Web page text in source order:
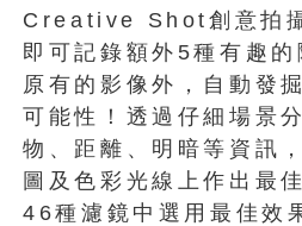
Creative Shot創意拍
即可記錄額外5種有趣
原有的影像外，自動發
可能性！透過仔細場景
物、距離、明暗等資訊
圖及色彩光線上作出最
46種濾鏡中選用最佳效